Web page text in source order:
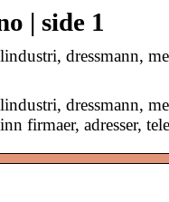
| side 1
dressmann,
dressmann,
firmaer, adresser,